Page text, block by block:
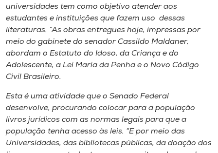
Biblioteca
Editora
Rádio
Unoesc
Store
universidades tem como objetivo atender aos
estudantes e instituições que fazem uso dessas
literaturas. “As obras entregues hoje, impressas por
meio do gabinete do senador Cassildo Maldaner,
abordam o Estatuto do Idoso, da Criança e do
Adolescente, a Lei Maria da Penha e o Novo Código
Civil Brasileiro.
Esta é uma atividade que o Senado Federal
desenvolve, procurando colocar para a população
livros jurídicos com as normas legais para que a
população tenha acesso às leis. “E por meio das
Universidades, das bibliotecas públicas, da doação dos